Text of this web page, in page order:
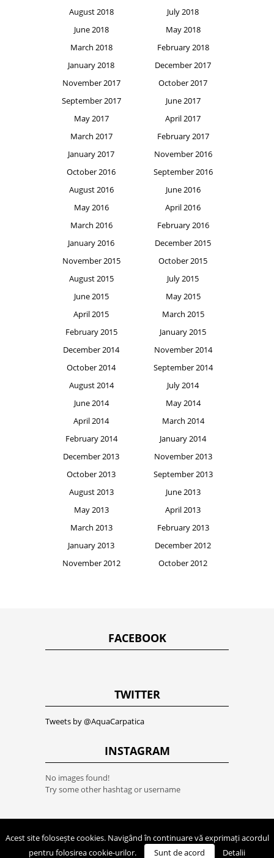
August 2018
July 2018
June 2018
May 2018
March 2018
February 2018
January 2018
December 2017
November 2017
October 2017
September 2017
June 2017
May 2017
April 2017
March 2017
February 2017
January 2017
November 2016
October 2016
September 2016
August 2016
June 2016
May 2016
April 2016
March 2016
February 2016
January 2016
December 2015
November 2015
October 2015
August 2015
July 2015
June 2015
May 2015
April 2015
March 2015
February 2015
January 2015
December 2014
November 2014
October 2014
September 2014
August 2014
July 2014
June 2014
May 2014
April 2014
March 2014
February 2014
January 2014
December 2013
November 2013
October 2013
September 2013
August 2013
June 2013
May 2013
April 2013
March 2013
February 2013
January 2013
December 2012
November 2012
October 2012
FACEBOOK
TWITTER
Tweets by @AquaCarpatica
INSTAGRAM
No images found!
Try some other hashtag or username
SUS
Acest site folosește cookies. Navigând în continuare vă exprimați acordul
pentru folosirea cookie-urilor.
Sunt de acord Detalii